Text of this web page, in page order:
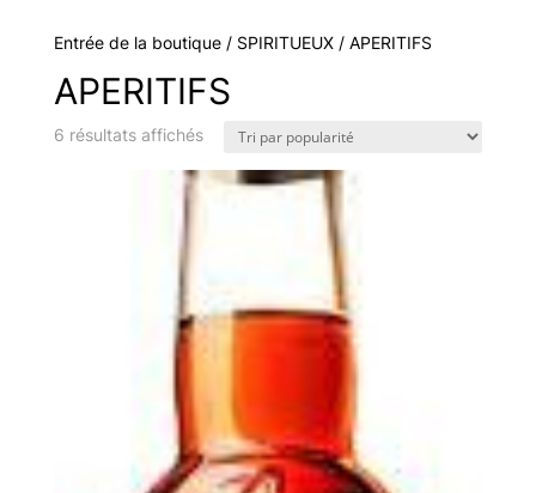
Entrée de la boutique/ SPIRITUEUX/ APERITIFS
APERITIFS
6 résultats affichésTrié
popularité